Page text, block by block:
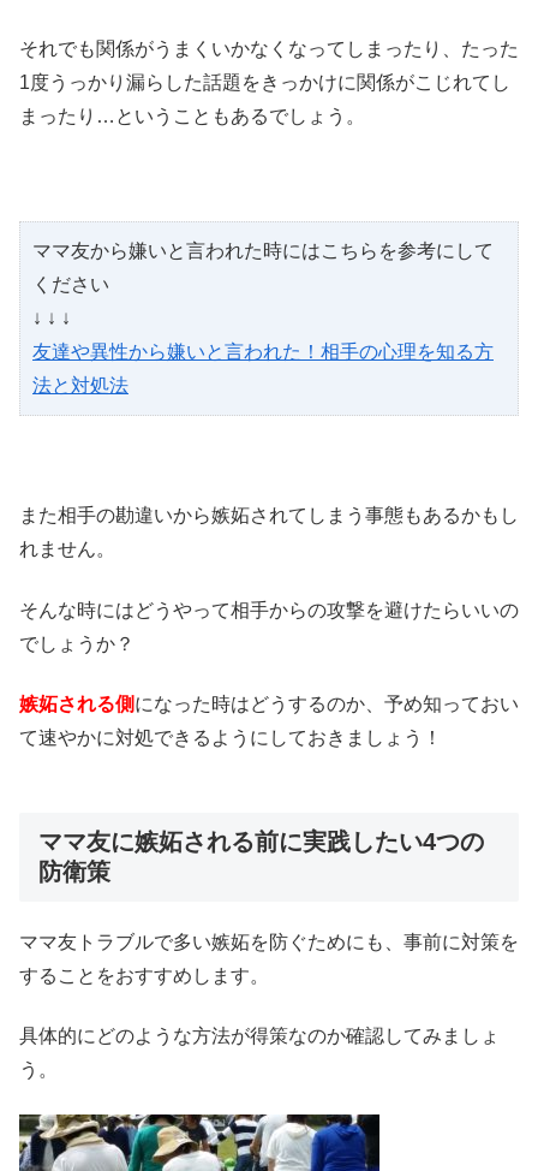
それでも関係がうまくいかなくなってしまったり、たった
1度うっかり漏らした話題をきっかけに関係がこじれてし
まったり…ということもあるでしょう。
ママ友から嫌いと言われた時にはこちらを参考にして
ください
↓ ↓ ↓
友達や異性から嫌いと言われた！相手の心理を知る方
法と対処法
また相手の勘違いから嫉妬されてしまう事態もあるかもし
れません。
そんな時にはどうやって相手からの攻撃を避けたらいいの
でしょうか？
嫉妬される側 になった時はどうするのか、予め知っておい
て速やかに対処できるようにしておきましょう！
ママ友に嫉妬される前に実践したい4つの
防衛策
ママ友トラブルで多い嫉妬を防ぐためにも、事前に対策を
することをおすすめします。
具体的にどのような方法が得策なのか確認してみましょ
う。